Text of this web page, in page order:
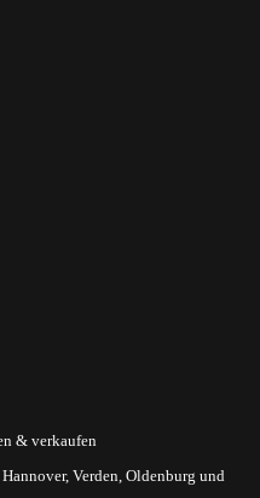
& verkaufen
Verden, Oldenburg und